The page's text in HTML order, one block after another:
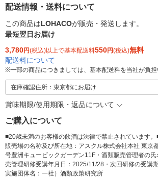
配送情報・送料について
この商品はLOHACOが販売・発送します。
最短翌日お届け
3,780円(税込)以上で基本配送料550円(税込)無料
配送料について
※一部の商品につきましては、基本配送料を当社が負担
在庫確認住所：東京都にお届け
賞味期限/使用期限・返品について
ご購入について
■20歳未満のお客様の飲酒は法律で禁止されています。
販売場の名称及び所在地：アスクル株式会社本社 東京
号豊洲キュービックガーデン11F・酒類販売管理者の
売管理研修受講年月日：2025/11/28・次回研修の受講
実施団体名：一社）酒類政策研究所